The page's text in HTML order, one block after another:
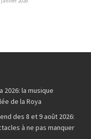
2026: la musique
de la Roya
des 8 et 9 août 2026:
à ne pas manquer